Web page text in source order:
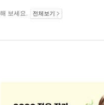
보세요. 전체보기